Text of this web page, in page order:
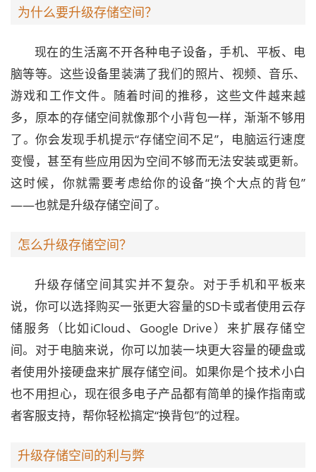
为什么要升级存储空间？
现在的生活离不开各种电子设备，手机、平板、电
脑等等。这些设备里装满了我们的照片、视频、音乐、
游戏和工作文件。随着时间的推移，这些文件越来越
多，原本的存储空间就像那个小背包一样，渐渐不够用
了。你会发现手机提示“存储空间不足”，电脑运行速度
变慢，甚至有些应用因为空间不够而无法安装或更新。
这时候，你就需要考虑给你的设备“换个大点的背包”
——也就是升级存储空间了。
怎么升级存储空间？
升级存储空间其实并不复杂。对于手机和平板来
说，你可以选择购买一张更大容量的SD卡或者使用云存
储服务（比如iCloud、Google Drive）来扩展存储空
间。对于电脑来说，你可以加装一块更大容量的硬盘或
者使用外接硬盘来扩展存储空间。如果你是个技术小白
也不用担心，现在很多电子产品都有简单的操作指南或
者客服支持，帮你轻松搞定“换背包”的过程。
升级存储空间的利与弊